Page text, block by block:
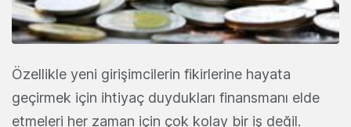
Özellikle yeni girişimcilerin fikirlerine hayata
geçirmek için ihtiyaç duydukları finansmanı elde
etmeleri her zaman için çok kolay bir iş değil.